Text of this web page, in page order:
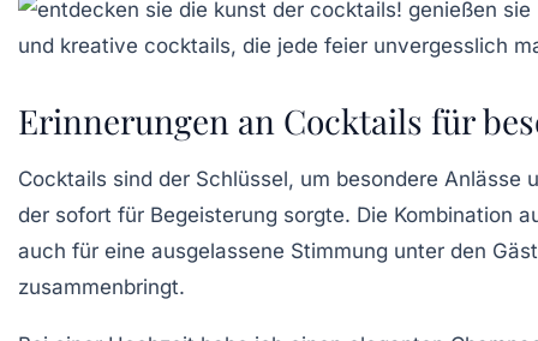
Erinnerungen an Cocktails für
Cocktails sind der Schlüssel, um besondere
der sofort für Begeisterung sorgte. Die Kombination
auch für eine ausgelassene Stimmung unter den
zusammenbringt.